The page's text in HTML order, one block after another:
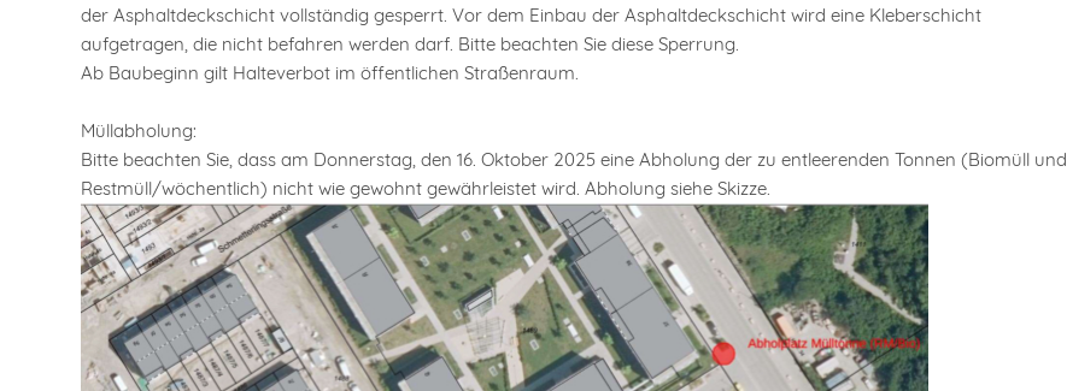
der Asphaltdeckschicht vollständig gesperrt. Vor dem Einbau der Asphaltdeckschicht wird eine Kleberschicht
aufgetragen, die nicht befahren werden darf. Bitte beachten Sie diese Sperrung.
Ab Baubeginn gilt Halteverbot im öffentlichen Straßenraum.
Müllabholung:
Bitte beachten Sie, dass am Donnerstag, den 16. Oktober 2025 eine Abholung der zu entleerenden Tonnen (Biomüll und
Restmüll/wöchentlich) nicht wie gewohnt gewährleistet wird. Abholung siehe Skizze.